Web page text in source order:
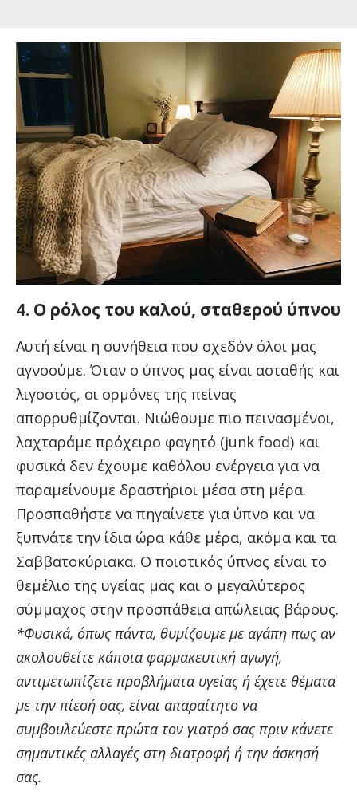
4. Ο ρόλος του καλού, σταθερού ύπνου
Αυτή είναι η συνήθεια που σχεδόν όλοι μας
αγνοούμε. Όταν ο ύπνος μας είναι ασταθής και
λιγοστός, οι ορμόνες της πείνας
απορρυθμίζονται. Νιώθουμε πιο πεινασμένοι,
λαχταράμε πρόχειρο φαγητό (junk food) και
φυσικά δεν έχουμε καθόλου ενέργεια για να
παραμείνουμε δραστήριοι μέσα στη μέρα.
Προσπαθήστε να πηγαίνετε για ύπνο και να
ξυπνάτε την ίδια ώρα κάθε μέρα, ακόμα και τα
Σαββατοκύριακα. Ο ποιοτικός ύπνος είναι το
θεμέλιο της υγείας μας και ο μεγαλύτερος
σύμμαχος στην προσπάθεια απώλειας βάρους.
*Φυσικά, όπως πάντα, θυμίζουμε με αγάπη πως αν
ακολουθείτε κάποια φαρμακευτική αγωγή,
αντιμετωπίζετε προβλήματα υγείας ή έχετε θέματα
με την πίεσή σας, είναι απαραίτητο να
συμβουλεύεστε πρώτα τον γιατρό σας πριν κάνετε
σημαντικές αλλαγές στη διατροφή ή την άσκησή
σας.